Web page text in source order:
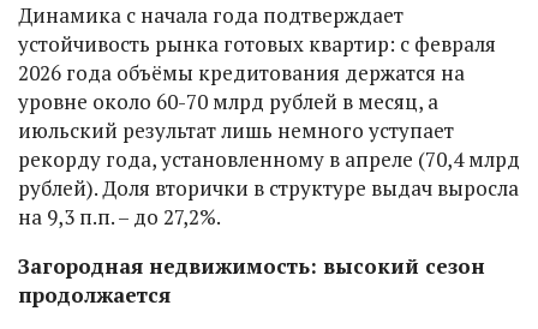
Динамика с начала года подтверждает
устойчивость рынка готовых квартир: с февраля
2026 года объёмы кредитования держатся на
уровне около 60-70 млрд рублей в месяц, а
июльский результат лишь немного уступает
рекорду года, установленному в апреле (70,4 млрд
рублей). Доля вторички в структуре выдач выросла
на 9,3 п.п. – до 27,2%.
Загородная недвижимость: высокий сезон
продолжается